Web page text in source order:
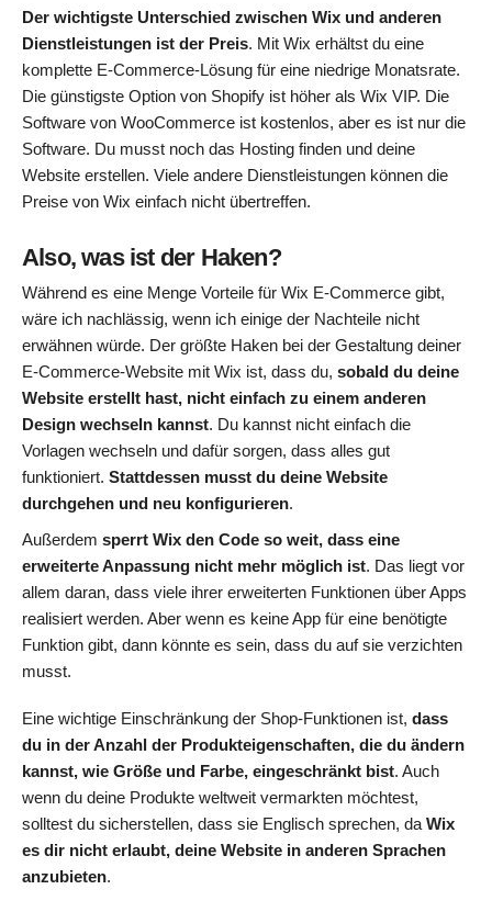
Der wichtigste Unterschied zwischen Wix und anderen
Dienstleistungen ist der Preis. Mit Wix erhältst du eine
komplette E-Commerce-Lösung für eine niedrige Monatsrate.
Die günstigste Option von Shopify ist höher als Wix VIP. Die
Software von WooCommerce ist kostenlos, aber es ist nur die
Software. Du musst noch das Hosting finden und deine
Website erstellen. Viele andere Dienstleistungen können die
Preise von Wix einfach nicht übertreffen.
Also, was ist der Haken?
Während es eine Menge Vorteile für Wix E-Commerce gibt,
wäre ich nachlässig, wenn ich einige der Nachteile nicht
erwähnen würde. Der größte Haken bei der Gestaltung deiner
E-Commerce-Website mit Wix ist, dass du, sobald du deine
Website erstellt hast, nicht einfach zu einem anderen
Design wechseln kannst. Du kannst nicht einfach die
Vorlagen wechseln und dafür sorgen, dass alles gut
funktioniert. Stattdessen musst du deine Website
durchgehen und neu konfigurieren.
Außerdem sperrt Wix den Code so weit, dass eine
erweiterte Anpassung nicht mehr möglich ist. Das liegt vor
allem daran, dass viele ihrer erweiterten Funktionen über Apps
realisiert werden. Aber wenn es keine App für eine benötigte
Funktion gibt, dann könnte es sein, dass du auf sie verzichten
musst.
Eine wichtige Einschränkung der Shop-Funktionen ist, dass
du in der Anzahl der Produkteigenschaften, die du ändern
kannst, wie Größe und Farbe, eingeschränkt bist. Auch
wenn du deine Produkte weltweit vermarkten möchtest,
solltest du sicherstellen, dass sie Englisch sprechen, da Wix
es dir nicht erlaubt, deine Website in anderen Sprachen
anzubieten.